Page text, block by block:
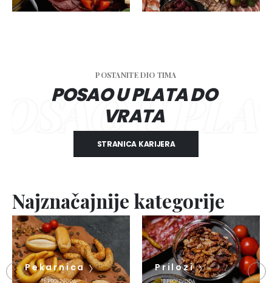
U PLATA
POSTANITE DIO TIMA
POSAO U PLATA DO
VRATA
STRANICA KARIJERA
Najznačajnije kategorije
Pekarnica
15PROIZVODA
Prilozi
10PROIZVODA